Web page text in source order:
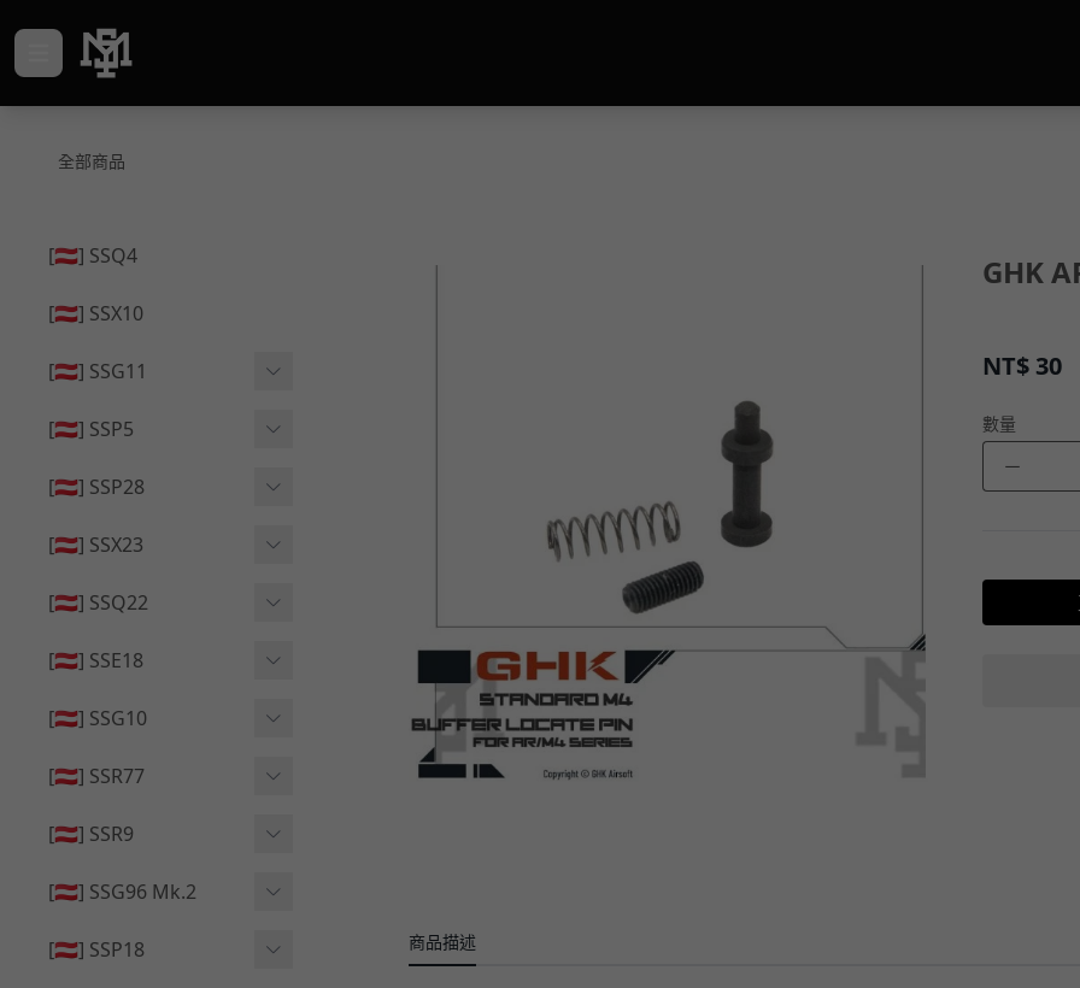
全部商品
[🇦🇹] SSQ4
[🇦🇹] SSX10
[🇦🇹] SSG11
🔄 原廠 ⧸ 零件
[🇦🇹] SSP5
🔄 原廠 ⧸ 零件
[🇦🇹] SSP28
🔄 原廠 ⧸ 零件
[🇦🇹] SSX23
🟦 主體 ⧸ 彈匣
[🇦🇹] SSQ22
🟦 主體 ⧸ 彈匣
[🇦🇹] SSE18
👁️‍🗨️ 外觀 ⧸ 色彩
[🇦🇹] SSG10
🟦 主體 ⧸ 彈匣
[🇦🇹] SSR77
🟦 主體 ⧸ 彈匣
[🇦🇹] SSR9
👁️‍🗨️ 外觀 ⧸ 色彩
[🇦🇹] SSG96 Mk.2
🆙 升級 ⧸ 部件
[🇦🇹] SSP18
GHK
NT$ 30
數量
－
商品描述